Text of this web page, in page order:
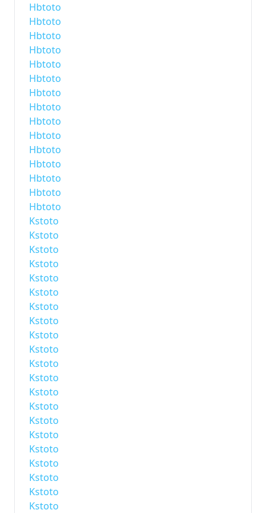
Hbtoto
Hbtoto
Hbtoto
Hbtoto
Hbtoto
Hbtoto
Hbtoto
Hbtoto
Hbtoto
Hbtoto
Hbtoto
Hbtoto
Hbtoto
Hbtoto
Hbtoto
Kstoto
Kstoto
Kstoto
Kstoto
Kstoto
Kstoto
Kstoto
Kstoto
Kstoto
Kstoto
Kstoto
Kstoto
Kstoto
Kstoto
Kstoto
Kstoto
Kstoto
Kstoto
Kstoto
Kstoto
Kstoto